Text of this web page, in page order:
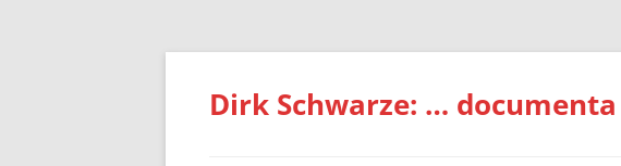
Zum
springen
Dirk Schwarze: …